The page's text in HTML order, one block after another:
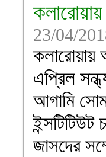
23/04/
কলারোয়ায়
এপ্রিল
আগামি
জাসদের